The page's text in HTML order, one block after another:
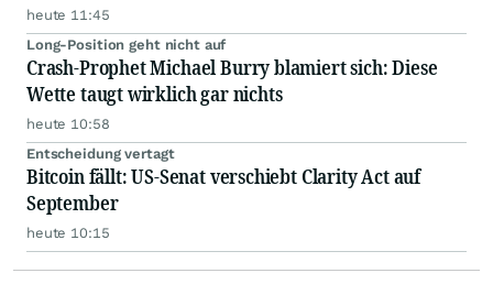
heute 11:45
Long-Position geht nicht auf
Crash-Prophet Michael Burry blamiert sich: Diese
Wette taugt wirklich gar nichts
heute 10:58
Entscheidung vertagt
Bitcoin fällt: US-Senat verschiebt Clarity Act auf
September
heute 10:15